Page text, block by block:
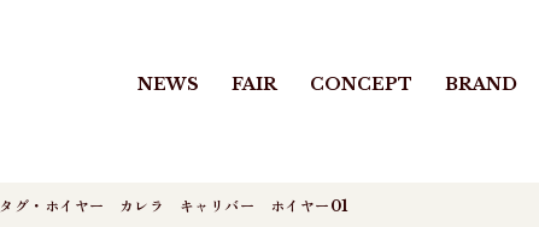
NEWS FAIR CONCEPT BRAND
タグ・ホイヤー カレラ キャリバー ホイヤー01